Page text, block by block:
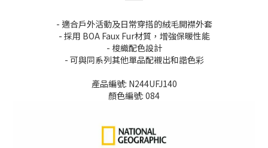
- 適合戶外活動及日常穿搭的絨毛開襟外套
- 採用 BOA Faux Fur材質，增強保暖性能
- 梭織配色設計
- 可與同系列其他單品配襯出和諧色彩
產品編號: N244UFJ140
顏色編號: 084